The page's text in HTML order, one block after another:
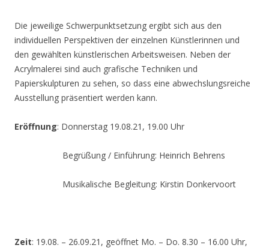
Die jeweilige Schwerpunktsetzung ergibt sich aus den
individuellen Perspektiven der einzelnen Künstlerinnen und
den gewählten künstlerischen Arbeitsweisen. Neben der
Acrylmalerei sind auch grafische Techniken und
Papierskulpturen zu sehen, so dass eine abwechslungsreiche
Ausstellung präsentiert werden kann.
Eröffnung: Donnerstag 19.08.21, 19.00 Uhr
Begrüßung / Einführung: Heinrich Behrens
Musikalische Begleitung: Kirstin Donkervoort
Zeit: 19.08. – 26.09.21, geöffnet Mo. – Do. 8.30 – 16.00 Uhr,